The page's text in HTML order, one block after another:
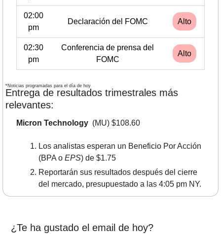
02:00
pm
Declaración del FOMC Alto
02:30
pm
Conferencia de prensa del
FOMC
Alto
*Noticias programadas para el día de hoy
Entrega de resultados trimestrales más
relevantes:
Micron Technology (MU) $108.60
Los analistas esperan un Beneficio Por Acción
(BPA o EPS) de $1.75
Reportarán sus resultados después del cierre
del mercado, presupuestado a las 4:05 pm NY.
¿Te ha gustado el email de hoy?